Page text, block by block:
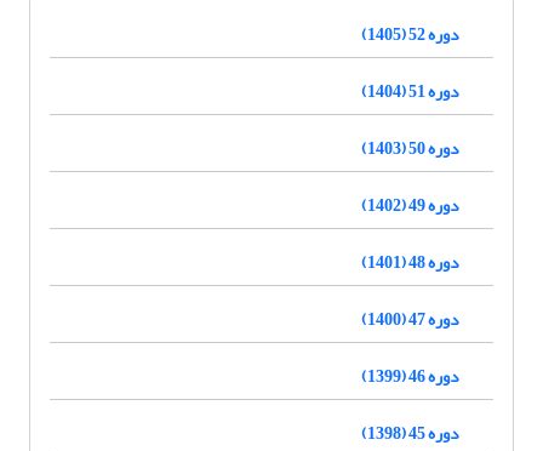
دوره 52 (1405)
دوره 51 (1404)
دوره 50 (1403)
دوره 49 (1402)
دوره 48 (1401)
دوره 47 (1400)
دوره 46 (1399)
دوره 45 (1398)